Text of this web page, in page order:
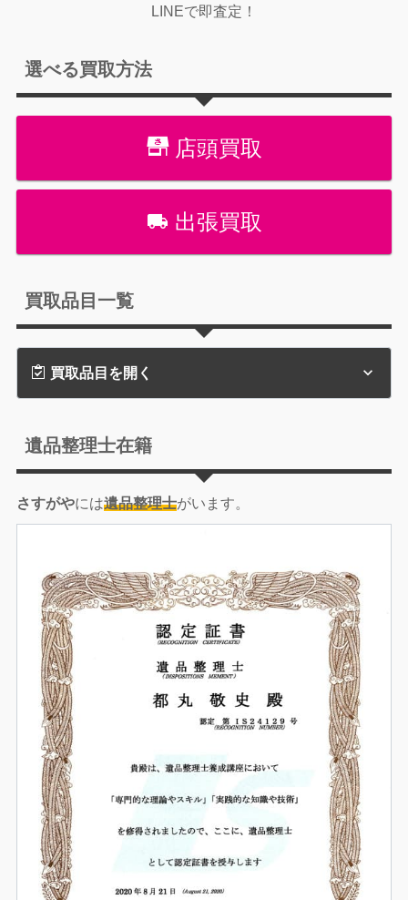
LINEで即査定！
選べる買取方法
店頭買取
出張買取
買取品目一覧
買取品目を開く
遺品整理士在籍
さすがやには遺品整理士がいます。